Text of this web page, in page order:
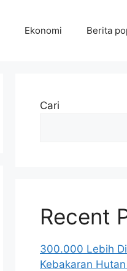
Ekonomi Berita
Cari
Recent
300.000 Lebih
Kebakaran